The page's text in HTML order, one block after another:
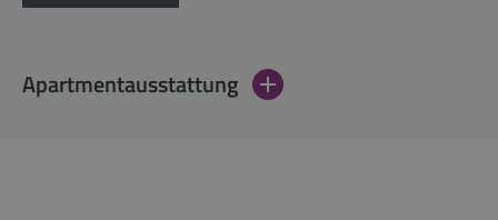
Apartmentausstattung